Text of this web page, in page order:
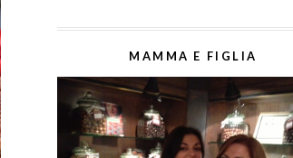
MAMMA E FIGLIA